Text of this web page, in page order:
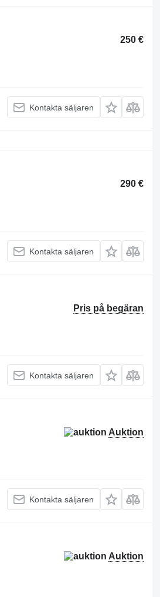
250 €
Kontakta säljaren
290 €
Kontakta säljaren
Pris på begäran
Kontakta säljaren
Auktion
Kontakta säljaren
Auktion